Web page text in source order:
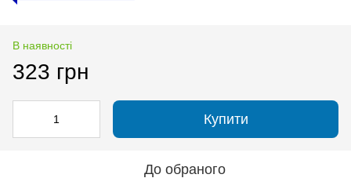
В наявності
323 грн
Купити
До обраного